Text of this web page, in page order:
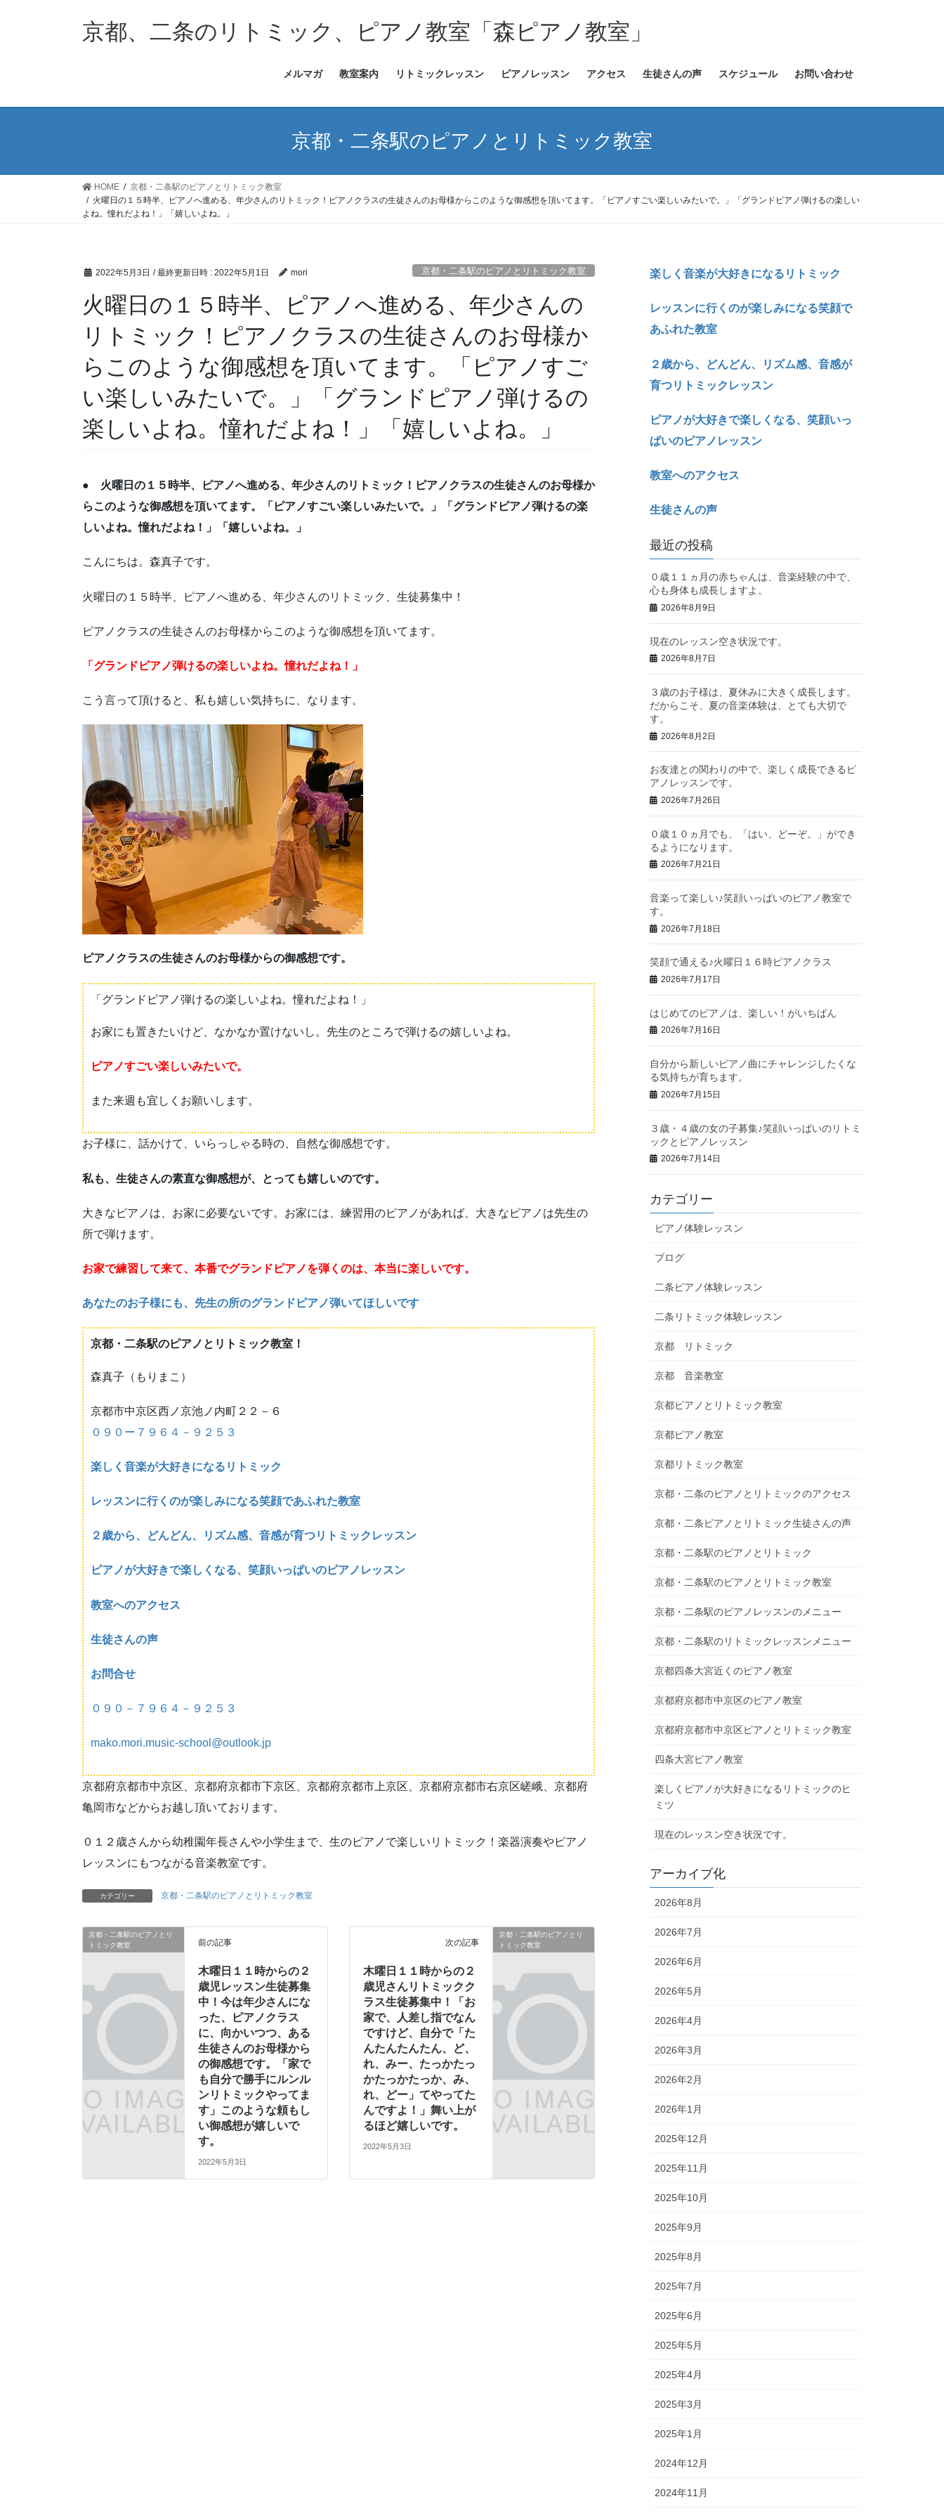
ス
ン
京都、二条のリトミック、ピアノ教室「森ピアノ教室」
メルマガ 教室案内 リトミックレッスン ピアノレッスン アクセス 生徒さんの声 スケジュール お問い合わせ
京都・二条駅のピアノとリトミック教室
HOME
京都・二条駅のピアノとリトミック教室
火曜日の１５時半、ピアノへ進める、年少さんのリトミック！ピアノクラスの生徒さんのお母様からこのような御感想を頂いてます。「ピアノすごい楽しいみたいで。」「グランドピアノ弾けるの楽しい
よね。憧れだよね！」「嬉しいよね。」
2022年5月3日 / 最終更新日時 : 2022年5月1日 mori 京都・二条駅のピアノとリトミック教室
火曜日の１５時半、ピアノへ進める、年少さんの
リトミック！ピアノクラスの生徒さんのお母様か
らこのような御感想を頂いてます。「ピアノすご
い楽しいみたいで。」「グランドピアノ弾けるの
楽しいよね。憧れだよね！」「嬉しいよね。」
● 火曜日の１５時半、ピアノへ進める、年少さんのリトミック！ピアノクラスの生徒さんのお母様か
らこのような御感想を頂いてます。「ピアノすごい楽しいみたいで。」「グランドピアノ弾けるの楽
しいよね。憧れだよね！」「嬉しいよね。」
こんにちは。森真子です。
火曜日の１５時半、ピアノへ進める、年少さんのリトミック、生徒募集中！
ピアノクラスの生徒さんのお母様からこのような御感想を頂いてます。
「グランドピアノ弾けるの楽しいよね。憧れだよね！」
こう言って頂けると、私も嬉しい気持ちに、なります。
ピアノクラスの生徒さんのお母様からの御感想です。
「グランドピアノ弾けるの楽しいよね。憧れだよね！」
お家にも置きたいけど、なかなか置けないし。先生のところで弾けるの嬉しいよね。
ピアノすごい楽しいみたいで。
また来週も宜しくお願いします。
お子様に、話かけて、いらっしゃる時の、自然な御感想です。
私も、生徒さんの素直な御感想が、とっても嬉しいのです。
大きなピアノは、お家に必要ないです。お家には、練習用のピアノがあれば、大きなピアノは先生の
所で弾けます。
お家で練習して来て、本番でグランドピアノを弾くのは、本当に楽しいです。
あなたのお子様にも、先生の所のグランドピアノ弾いてほしいです
京都・二条駅のピアノとリトミック教室！
森真子（もりまこ）
京都市中京区西ノ京池ノ内町２２－６
０９０ー７９６４－９２５３
楽しく音楽が大好きになるリトミック
レッスンに行くのが楽しみになる笑顔であふれた教室
２歳から、どんどん、リズム感、音感が育つリトミックレッスン
ピアノが大好きで楽しくなる、笑顔いっぱいのピアノレッスン
教室へのアクセス
生徒さんの声
お問合せ
０９０－７９６４－９２５３
mako.mori.music-school@outlook.jp
京都府京都市中京区、京都府京都市下京区、京都府京都市上京区、京都府京都市右京区嵯峨、京都府
亀岡市などからお越し頂いております。
０１２歳さんから幼稚園年長さんや小学生まで、生のピアノで楽しいリトミック！楽器演奏やピアノ
レッスンにもつながる音楽教室です。
カテゴリー 京都・二条駅のピアノとリトミック教室
京都・二条駅のピアノとリ
トミック教室
前の記事
木曜日１１時からの２
歳児レッスン生徒募集
中！今は年少さんにな
った、ピアノクラス
に、向かいつつ、ある
生徒さんのお母様から
の御感想です。「家で
も自分で勝手にルンル
ンリトミックやってま
す」このような頼もし
い御感想が嬉しいで
す。
2022年5月3日
京都・二条駅のピアノとリ
トミック教室
次の記事
木曜日１１時からの２
歳児さんリトミックク
ラス生徒募集中！「お
家で、人差し指でなん
ですけど、自分で「た
んたんたんたん、ど、
れ、みー、たっかたっ
かたっかたっか、み、
れ、どー」てやってた
んですよ！」舞い上が
るほど嬉しいです。
2022年5月3日
楽しく音楽が大好きになるリトミック
レッスンに行くのが楽しみになる笑顔で
あふれた教室
２歳から、どんどん、リズム感、音感が
育つリトミックレッスン
ピアノが大好きで楽しくなる、笑顔いっ
ぱいのピアノレッスン
教室へのアクセス
生徒さんの声
最近の投稿
０歳１１ヵ月の赤ちゃんは、音楽経験の中で、
心も身体も成長しますよ。
2026年8月9日
現在のレッスン空き状況です。
2026年8月7日
３歳のお子様は、夏休みに大きく成長します。
だからこそ、夏の音楽体験は、とても大切で
す。
2026年8月2日
お友達との関わりの中で、楽しく成長できるピ
アノレッスンです。
2026年7月26日
０歳１０ヵ月でも、「はい、どーぞ。」ができ
るようになります。
2026年7月21日
音楽って楽しい♪笑顔いっぱいのピアノ教室で
す。
2026年7月18日
笑顔で通える♪火曜日１６時ピアノクラス
2026年7月17日
はじめてのピアノは、楽しい！がいちばん
2026年7月16日
自分から新しいピアノ曲にチャレンジしたくな
る気持ちが育ちます。
2026年7月15日
３歳・４歳の女の子募集♪笑顔いっぱいのリトミ
ックとピアノレッスン
2026年7月14日
カテゴリー
ピアノ体験レッスン
ブログ
二条ピアノ体験レッスン
二条リトミック体験レッスン
京都 リトミック
京都 音楽教室
京都ピアノとリトミック教室
京都ピアノ教室
京都リトミック教室
京都・二条のピアノとリトミックのアクセス
京都・二条ピアノとリトミック生徒さんの声
京都・二条駅のピアノとリトミック
京都・二条駅のピアノとリトミック教室
京都・二条駅のピアノレッスンのメニュー
京都・二条駅のリトミックレッスンメニュー
京都四条大宮近くのピアノ教室
京都府京都市中京区のピアノ教室
京都府京都市中京区ピアノとリトミック教室
四条大宮ピアノ教室
楽しくピアノが大好きになるリトミックのヒ
ミツ
現在のレッスン空き状況です。
アーカイブ化
2026年8月
2026年7月
2026年6月
2026年5月
2026年4月
2026年3月
2026年2月
2026年1月
2025年12月
2025年11月
2025年10月
2025年9月
2025年8月
2025年7月
2025年6月
2025年5月
2025年4月
2025年3月
2025年1月
2024年12月
2024年11月